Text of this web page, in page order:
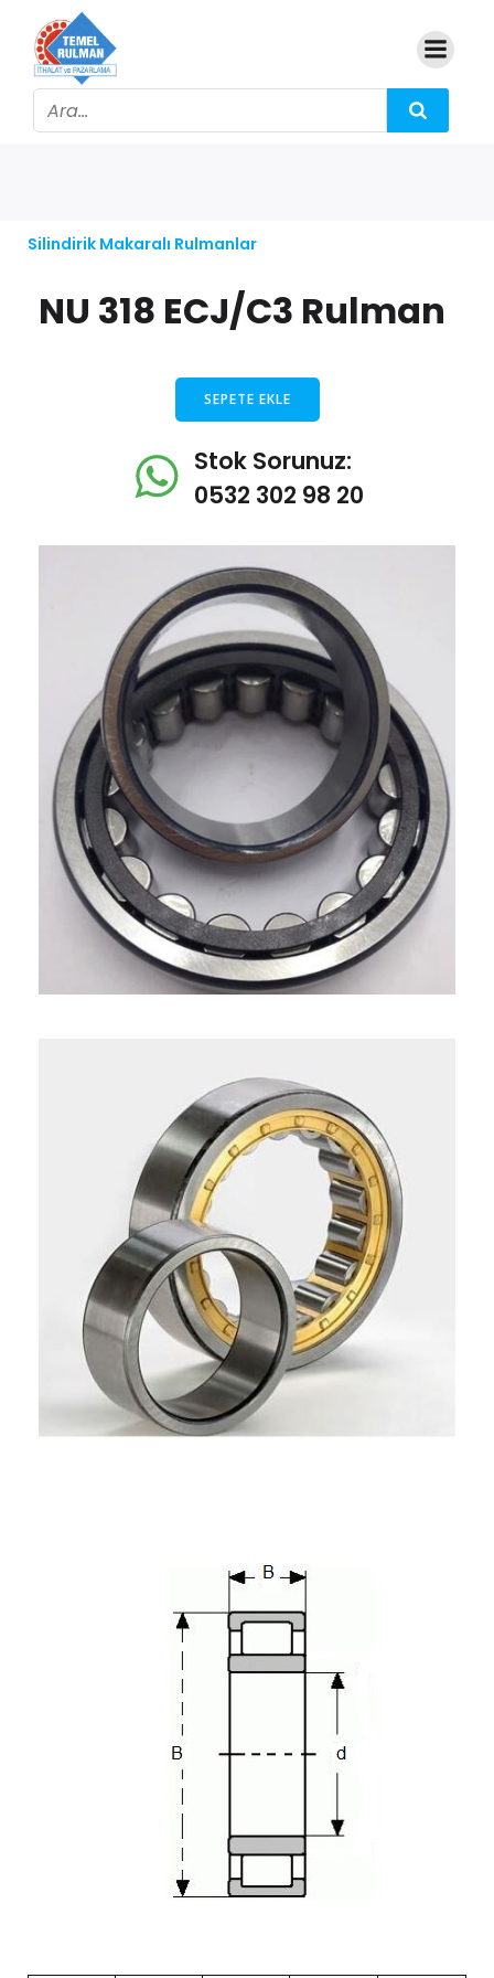
Silindirik Makaralı Rulmanlar
NU 318 ECJ/C3 Rulman
SEPETE EKLE
Stok Sorunuz:
0532 302 98 20